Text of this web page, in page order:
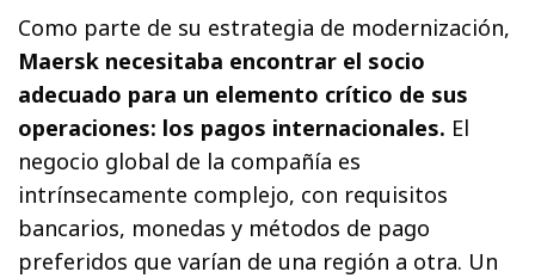
Como parte de su estrategia de modernización,
Maersk necesitaba encontrar el socio
adecuado para un elemento crítico de sus
operaciones: los pagos internacionales. El
negocio global de la compañía es
intrínsecamente complejo, con requisitos
bancarios, monedas y métodos de pago
preferidos que varían de una región a otra. Un